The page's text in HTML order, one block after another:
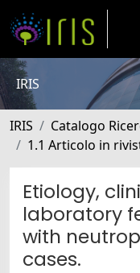
IRIS
IRIS Catalogo
1.1 Articolo in
Etiology,
laboratory
with
cases.